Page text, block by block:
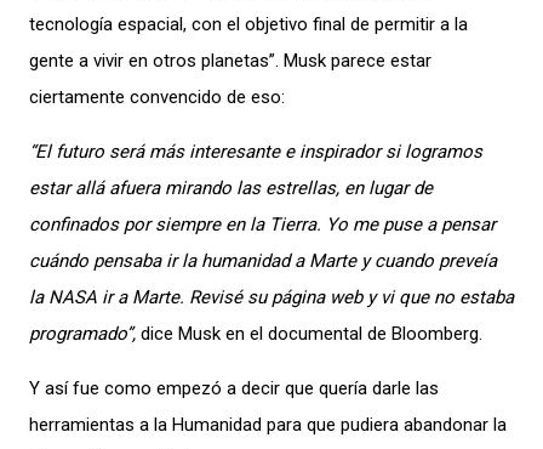
tecnología espacial, con el objetivo final de permitir a la
gente a vivir en otros planetas”. Musk parece estar
ciertamente convencido de eso:
“El futuro será más interesante e inspirador si logramos
estar allá afuera mirando las estrellas, en lugar de
confinados por siempre en la Tierra. Yo me puse a pensar
cuándo pensaba ir la humanidad a Marte y cuando preveía
la NASA ir a Marte. Revisé su página web y vi que no estaba
programado”, dice Musk en el documental de Bloomberg.
Y así fue como empezó a decir que quería darle las
herramientas a la Humanidad para que pudiera abandonar la